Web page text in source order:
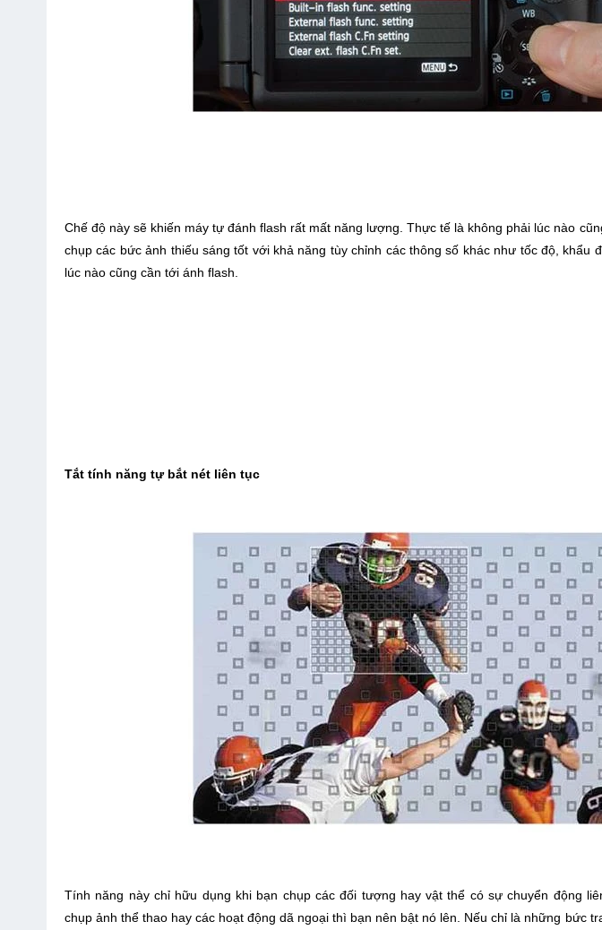
Chế độ này sẽ khiến máy tự đánh flash rất mất năng lượng. Thực tế là không phải lúc nào
chụp các bức ảnh thiếu sáng tốt với khả năng tùy chỉnh các thông số khác như tốc độ, khẩu
lúc nào cũng cần tới ánh flash.
Tắt tính năng tự bắt nét liên tục
Tính năng này chỉ hữu dụng khi bạn chụp các đối tượng hay vật thể có sự chuyển động
chụp ảnh thể thao hay các hoạt động dã ngoại thì bạn nên bật nó lên. Nếu chỉ là những bức